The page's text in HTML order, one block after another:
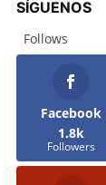
SÍGUENOS
Follows
Facebook
1.8k
Followers